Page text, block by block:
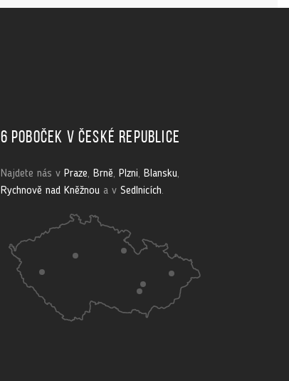
6 poboček v České republice
Najdete nás v Praze, Brně, Plzni, Blansku,
Rychnově nad Kněžnoua v Sedlnicích.